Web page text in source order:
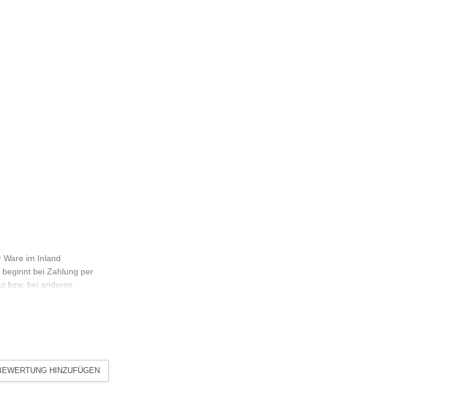
im Inland
bei Zahlung per
bzw. bei anderen
Tages der Frist. Fällt
allgemeinen
abweichenden
dem Artikel mit der
HINZUFÜGEN